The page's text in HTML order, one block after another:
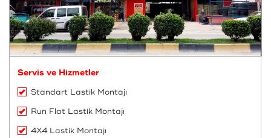
Servis ve Hizmetler
Standart Lastik Montajı
Run Flat Lastik Montajı
4X4 Lastik Montajı